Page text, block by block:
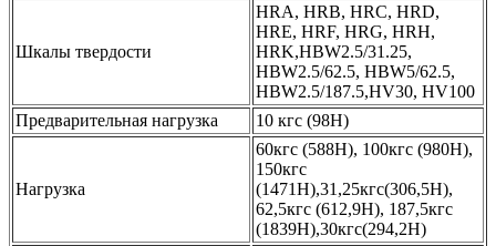
Шкалы твердости
HRA, HRB, HRC, HRD,
HRE, HRF, HRG, HRH,
HRK,HBW2.5/31.25,
HBW2.5/62.5, HBW5/62.5,
HBW2.5/187.5,HV30, HV100
Предварительная нагрузка
10 кгс (98Н)
Нагрузка
60кгс (588Н), 100кгс (980Н),
150кгс
(1471Н),31,25кгс(306,5Н),
62,5кгс (612,9Н), 187,5кгс
(1839Н),30кгс(294,2Н)